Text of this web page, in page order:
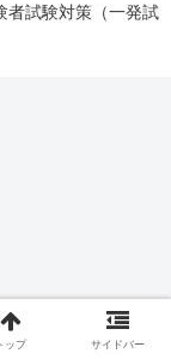
者試験対策（一発試
ップ サイドバー